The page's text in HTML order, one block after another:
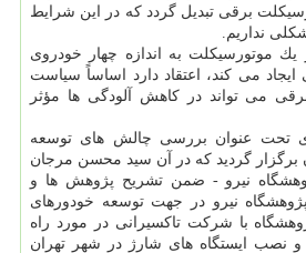
برقی تبدیل گردد كه در این شرایط
نداریم.
یك موتورسیكلت به اندازه چهار خودروی
می كند، اعتقاد دارد اساساً سیاست
می تواند در كاهش آلودگی ها مؤثر
تحت عنوان بررسی چالش های توسعه
برگزار گردید كه در آن سید محسن مرجان
نیرو - ضمن تشریح پژوهش ها و
نیرو در جهت توسعه خودورهای
با شركت تاكسیرانی در مورد راه
و نصب ایستگاه های شارژ در شهر تهران